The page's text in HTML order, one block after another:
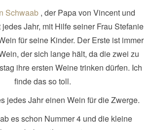
Schwaab , der Papa von Vincent und
Jahr, mit Hilfe seiner Frau Stefanie
für seine Kinder. Der Erste ist immer
der sich lange hält, da die zwei zu
ihre ersten Weine trinken dürfen. Ich
finde das so toll.
jedes Jahr einen Wein für die Zwerge.
es schon Nummer 4 und die kleine